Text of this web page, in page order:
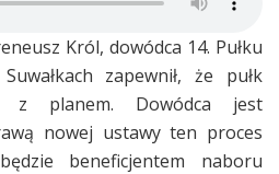
Król, dowódca 14. Pułku
zapewnił, że pułk
z planem. Dowódca jest
nowej ustawy ten proces
beneficjentem naboru